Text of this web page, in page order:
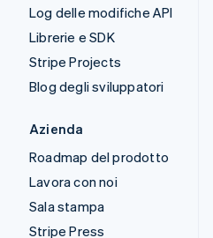
Log delle modifiche API
Librerie e SDK
Stripe Projects
Blog degli sviluppatori
Azienda
Roadmap del prodotto
Lavora con noi
Sala stampa
Stripe Press